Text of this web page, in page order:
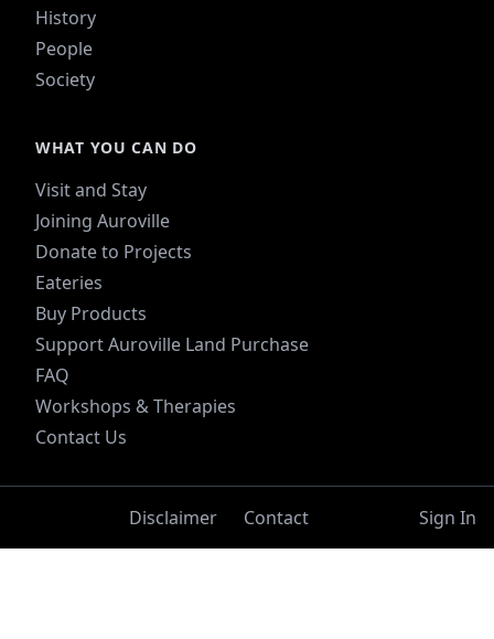
History
People
Society
WHAT YOU CAN DO
Visit and Stay
Joining Auroville
Donate to Projects
Eateries
Buy Products
Support Auroville Land Purchase
FAQ
Workshops & Therapies
Contact Us
Disclaimer Contact Sign In